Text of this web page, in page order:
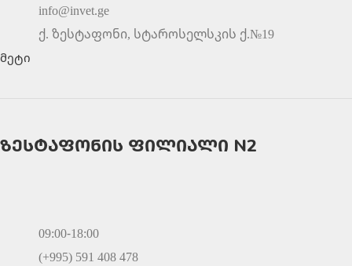
info@invet.ge
ქ. ზესტაფონი, სტაროსელსკის ქ.№19
მეტი
ზესტაფონის ფილიალი N2
09:00-18:00
(+995) 591 408 478